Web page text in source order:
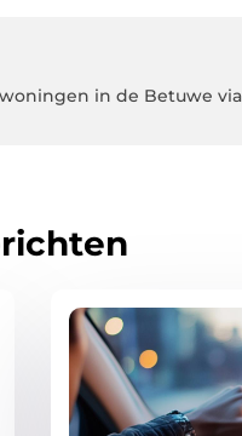
in de Betuwe